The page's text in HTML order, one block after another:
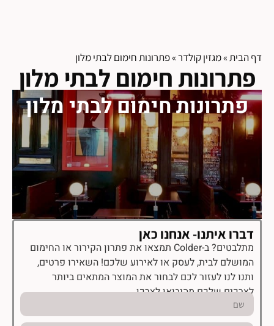
דברו איתנו- אנחנו כאן
מתלבטים? ב-Colder תמצאו את פתרון הקירור או החימום
המושלם לבית, לעסק או לאירוע שלכם! השאירו פרטים,
ותנו לנו לעזור לכם לבחור את המוצר המתאים ביותר
לצרכים שלכם מהיבואן לצרכן.
פתרונות חימום לבתי מלון
פתרונות חימום לבתי מלון
דף הבית»מגזין קולדר»פתרונות חימום לבתי מלון